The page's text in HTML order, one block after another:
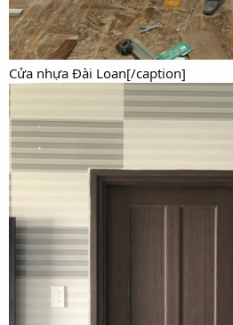
Cửa nhựa Đài Loan[/caption]